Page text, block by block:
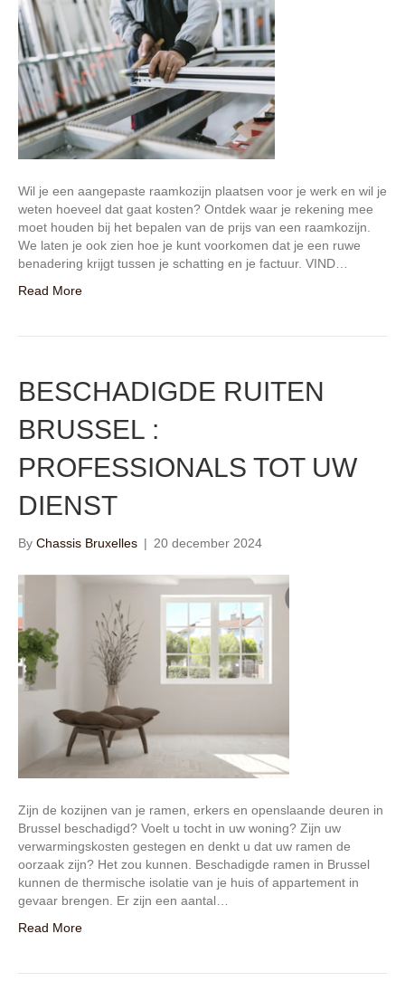
Wil je een aangepaste raamkozijn plaatsen voor je werk en wil je
weten hoeveel dat gaat kosten? Ontdek waar je rekening mee
moet houden bij het bepalen van de prijs van een raamkozijn.
We laten je ook zien hoe je kunt voorkomen dat je een ruwe
benadering krijgt tussen je schatting en je factuur. VIND…
Read More
BESCHADIGDE RUITEN
BRUSSEL :
PROFESSIONALS TOT UW
DIENST
By Chassis Bruxelles | 20 december 2024
Zijn de kozijnen van je ramen, erkers en openslaande deuren in
Brussel beschadigd? Voelt u tocht in uw woning? Zijn uw
verwarmingskosten gestegen en denkt u dat uw ramen de
oorzaak zijn? Het zou kunnen. Beschadigde ramen in Brussel
kunnen de thermische isolatie van je huis of appartement in
gevaar brengen. Er zijn een aantal…
Read More